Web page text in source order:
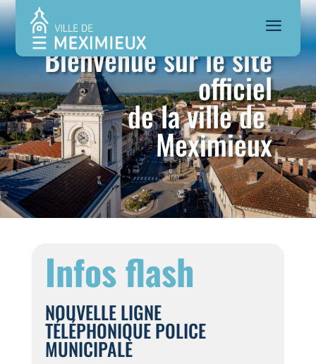
a
Bienvenue sur le site
officiel
de la ville de
Meximieux
Infos flash
NOUVELLE LIGNE
TÉLÉPHONIQUE POLICE
MUNICIPALE